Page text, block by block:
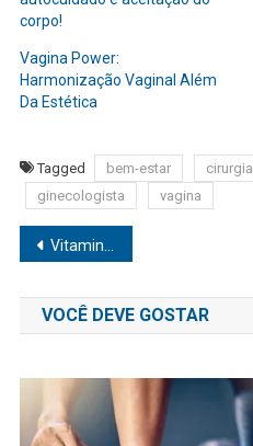
corpo!
Vagina Power:
Harmonização Vaginal Além
Da Estética
Tagged bem-estar cirurgia
ginecologista
vagina
Navegação
de
Post
Vitamina D: uma aliada da sua saúde
VOCÊ DEVE GOSTAR